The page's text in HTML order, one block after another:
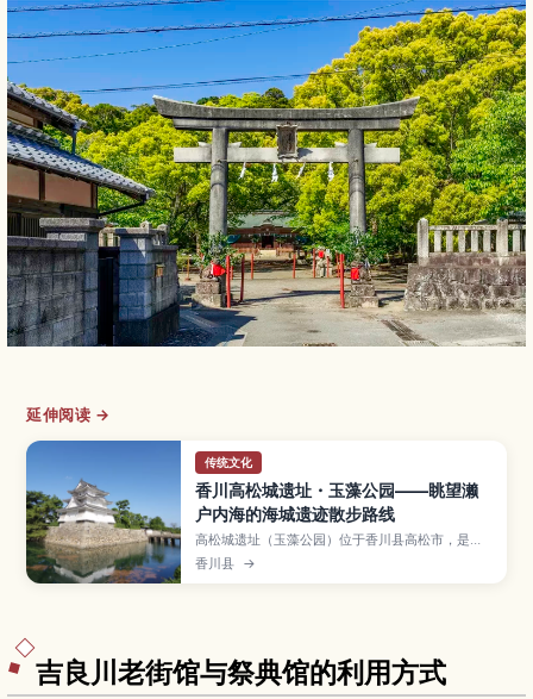
延伸阅读 →
传统文化
香川高松城遗址・玉藻公园——眺望濑
户内海的海城遗迹散步路线
高松城遗址（玉藻公园）位于香川县高松市，是少
见以海水注入护城河而闻名的“海城”遗迹，石垣与
濑户内海景色相映成趣。文章将介绍天守台与水门
香川县 →
吉良川老街馆与祭典馆的利用方式